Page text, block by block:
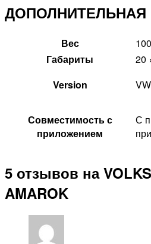
Вес
Габариты
20
Version
Совместимость с
приложением
С
5 отзывов на
AMAROK